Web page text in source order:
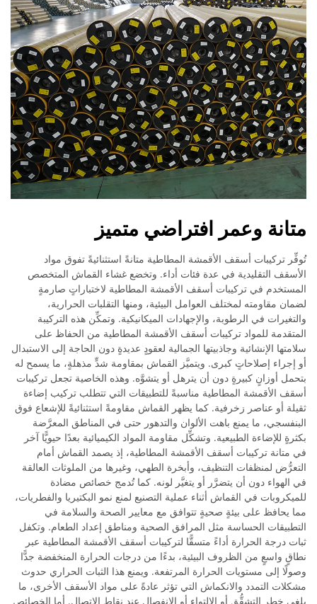
متانة وعمر افتراضي متميز
تُوفِّر تركيبات أسقف الأقمشة المطاطية متانةً استثنائيةً تفوق مواد
الأسقف التقليدية في عدة فئات أداء. وتخضع غشاء القماش المتخصص
المستخدم في تركيبات أسقف الأقمشة المطاطية لاختباراتٍ صارمةٍ
لضمان مقاومته لمختلف العوامل البيئية، ومنها التقلبات الحرارية،
والتغيرات في الرطوبة، والإجهادات الميكانيكية. وتمكِّن هذه التركيبة
المتقدمة للمواد تركيبات أسقف الأقمشة المطاطية من الحفاظ على
سلامتها الإنشائية وجاذبيتها الجمالية لعقودٍ عديدةٍ دون الحاجة إلى الاستبدال
أو إجراء إصلاحاتٍ كبرى. ويتميَّز القماش بمقاومة شدٍّ مذهلةٍ، ما يسمح له
بتحمل أوزانٍ كبيرةٍ دون أن يترهل أو يتشوَّه. وهذه الخاصية تجعل تركيبات
أسقف الأقمشة المطاطية مناسبةً للتطبيقات التي تتطلب تركيب إضاءة
ثقيلة أو عناصر زخرفية. كما يظهر القماش مقاومةً استثنائيةً للإشعاع فوق
البنفسجي، ما يمنع باهت الألوان والتدهور حتى في المناطق المعرَّضة
بكثرةٍ للإضاءة الطبيعية. وتشكِّل مقاومة المواد الكيميائية بعدًا حيويًّا آخر
في متانة تركيبات أسقف الأقمشة المطاطية، إذ يصمد القماش أمام
التعرُّض لمنظفات التنظيف، وأبخرة الطهي، وغيرها من الملوثات العالقة
في الهواء دون أن يتضرَّر أو يتغيَّر لونه. كما تُدمج خصائص مضادة
للميكروبات في القماش أثناء عملية التصنيع لمنع نمو البكتيريا والفطريات،
مما يحافظ على بيئةٍ صحيةٍ تتوافق مع معايير الصحة والسلامة في
التطبيقات الحساسة مثل المرافق الصحية ومناطق إعداد الطعام. وتكفل
ثبات درجة الحرارة أداءً متسقًّا لتركيبات أسقف الأقمشة المطاطية عبر
نطاقٍ واسعٍ من الظروف البيئية، بدءًا من درجات الحرارة المنخفضة جدًّا
وصولًا إلى مستويات الحرارة المرتفعة. ويمنع هذا الثبات الحراري حدوث
مشكلات التمدد والانكماش التي تؤثر عادةً على مواد الأسقف الأخرى، ما
يلغي خطر التشقُّق أو الالتواء أو الانفصال عند نقاط الاتصال. أما الخصائص